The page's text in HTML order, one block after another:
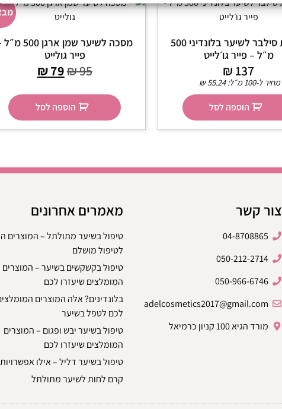
מסיכת סילבר לשיער בלונדיני 500
מ״ל – פייר גו׳לייט
₪ 137
מחיר ל-100 מ״ל: ₪55.24
הוספה לסל
מסכה לשיער שמן ארגן
פייר גולייט
₪95
₪79
הוספה לסל
צור קשר
04-8708865
050-212-2714
050-966-6746
adelcosmetics2017@gmail.com
מורד הגיא 100 קניון כרמיאל
מאמרים אחרונים
טיפול בשיער מתולתל – המוצרים
לטיפול מושלם
טיפול בקשקשים בשיער – המוצרים
המומלצים שיעזרו לכם
בלונדינים? אלה המוצרים
לכם לטפל בשיער
טיפול בשיער יבש ופגום – המוצרים
המומלצים שיעזרו לכם
טיפול בשיער דליל – אילו
קרם לחות לשיער מתולתל